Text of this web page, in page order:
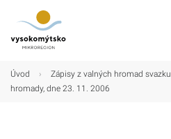
Úvod › Zápisy z valných hromad svazku
hromady, dne 23. 11. 2006
Úvod
Mikroregion